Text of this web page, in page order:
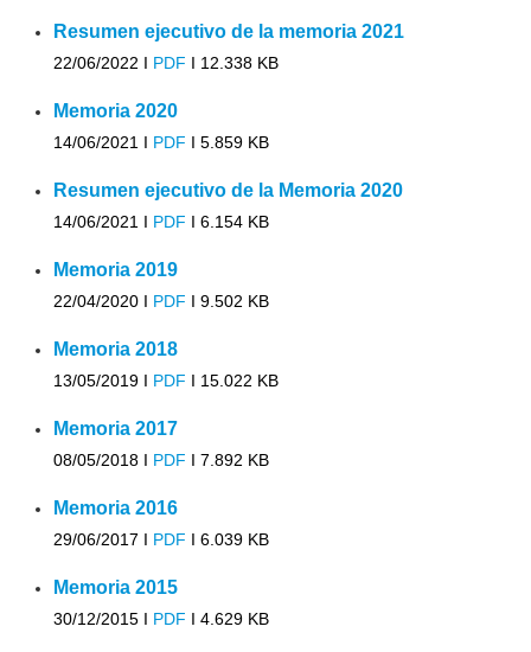
Resumen ejecutivo de la memoria 2021
22/06/2022 I PDF I 12.338 KB
Memoria 2020
14/06/2021 I PDF I 5.859 KB
Resumen ejecutivo de la Memoria 2020
14/06/2021 I PDF I 6.154 KB
Memoria 2019
22/04/2020 I PDF I 9.502 KB
Memoria 2018
13/05/2019 I PDF I 15.022 KB
Memoria 2017
08/05/2018 I PDF I 7.892 KB
Memoria 2016
29/06/2017 I PDF I 6.039 KB
Memoria 2015
30/12/2015 I PDF I 4.629 KB